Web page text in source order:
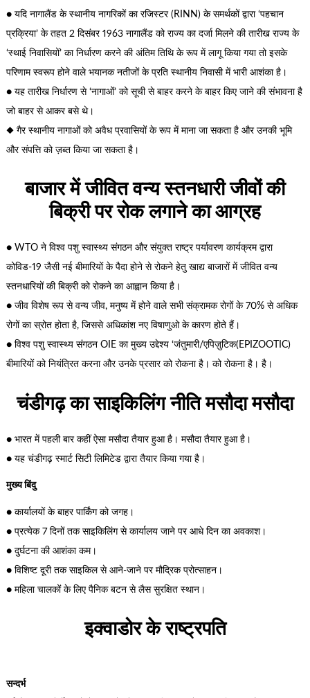
● यदि नागालैंड के स्थानीय नागरिकों का रजिस्टर (RINN) के समर्थकों द्वारा ‘पहचान
प्रक्रिया’ के तहत 2 दिसंबर 1963 नागालैंड को राज्य का दर्जा मिलने की तारीख राज्य के
‘स्थाई निवासियों’ का निर्धारण करने की अंतिम तिथि के रूप में लागू किया गया तो इसके
परिणाम स्वरूप होने वाले भयानक नतीजों के प्रति स्थानीय निवासी में भारी आशंका है।
● यह तारीख निर्धारण से ‘नागाओं’ को सूची से बाहर करने के बाहर किए जाने की संभावना है
जो बाहर से आकर बसे थे।
◆ गैर स्थानीय नागाओं को अवैध प्रवासियों के रूप में माना जा सकता है और उनकी भूमि
और संपत्ति को ज़ब्त किया जा सकता है।
बाजार में जीवित वन्य स्तनधारी जीवों की
बिक्री पर रोक लगाने का आग्रह
● WTO ने विश्व पशु स्वास्थ्य संगठन और संयुक्त राष्ट्र पर्यावरण कार्यक्रम द्वारा
कोविड-19 जैसी नई बीमारियों के पैदा होने से रोकने हेतु खाद्य बाजारों में जीवित वन्य
स्तनधारियों की बिक्री को रोकने का आह्वान किया है।
● जीव विशेष रूप से वन्य जीव, मनुष्य में होने वाले सभी संक्रामक रोगों के 70% से अधिक
रोगों का स्रोत होता है, जिससे अधिकांश नए विषाणुओ के कारण होते हैं।
● विश्व पशु स्वास्थ्य संगठन OIE का मुख्य उद्देश्य ‘जंतुमारी/एपिज़ुटिक(EPIZOOTIC)
बीमारियों को नियंत्रित करना और उनके प्रसार को रोकना है। को रोकना है। है।
चंडीगढ़ का साइकिलिंग नीति मसौदा मसौदा
● भारत में पहली बार कहीं ऐसा मसौदा तैयार हुआ है। मसौदा तैयार हुआ है।
● यह चंडीगढ़ स्मार्ट सिटी लिमिटेड द्वारा तैयार किया गया है।
मुख्य बिंदु
● कार्यालयों के बाहर पार्किंग को जगह।
● प्रत्येक 7 दिनों तक साइकिलिंग से कार्यालय जाने पर आधे दिन का अवकाश।
● दुर्घटना की आशंका कम।
● विशिष्ट दूरी तक साइकिल से आने-जाने पर मौद्रिक प्रोत्साहन।
● महिला चालकों के लिए पैनिक बटन से लैस सुरक्षित स्थान।
इक्वाडोर के राष्ट्रपति
सन्दर्भ